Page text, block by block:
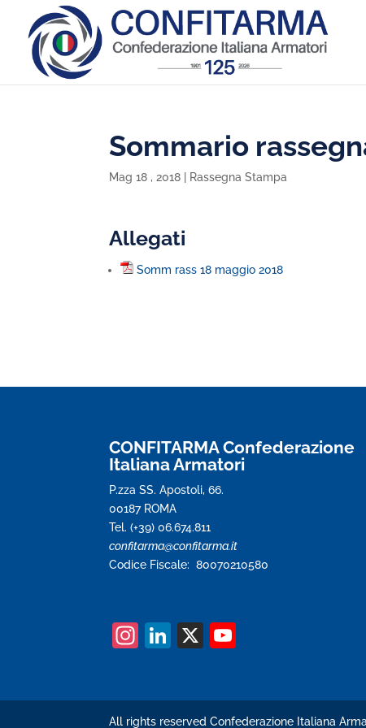
Sommario
Mag 18 , 2018 Rassegna Stampa
Allegati
Somm rass 18 maggio 2018
CONFITARMA Confederazione
Italiana Armatori
P.zza SS. Apostoli, 66.
00187 ROMA
Tel. (+39) 06.674.811
confitarma@confitarma.it
Codice Fiscale: 80070210580
In
gr
Li
e
X
T
All rights reserved Confederazione Italiana